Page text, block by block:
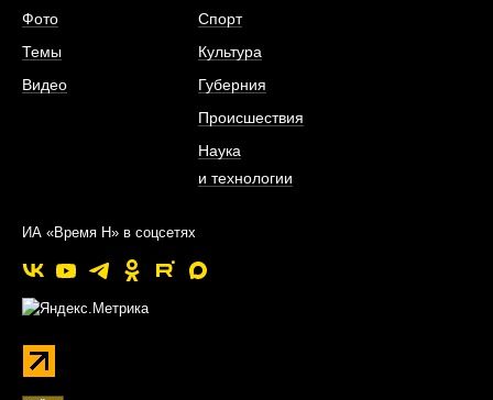
Фото
Темы
Видео
Спорт
Культура
Губерния
Происшествия
Наука
и технологии
ИА «Время Н» в соцсетях